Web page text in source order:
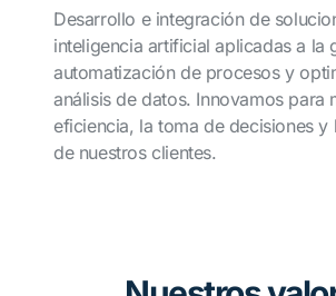
Desarrollo e integración de
inteligencia artificial aplicadas a la
automatización de procesos y
análisis de datos. Innovamos para
eficiencia, la toma de decisiones
de nuestros clientes.